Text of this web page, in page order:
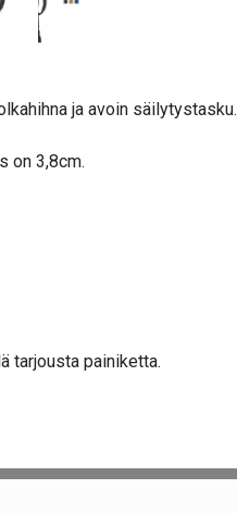
ja avoin säilytystasku.
on 3,8cm.
tarjousta painiketta.